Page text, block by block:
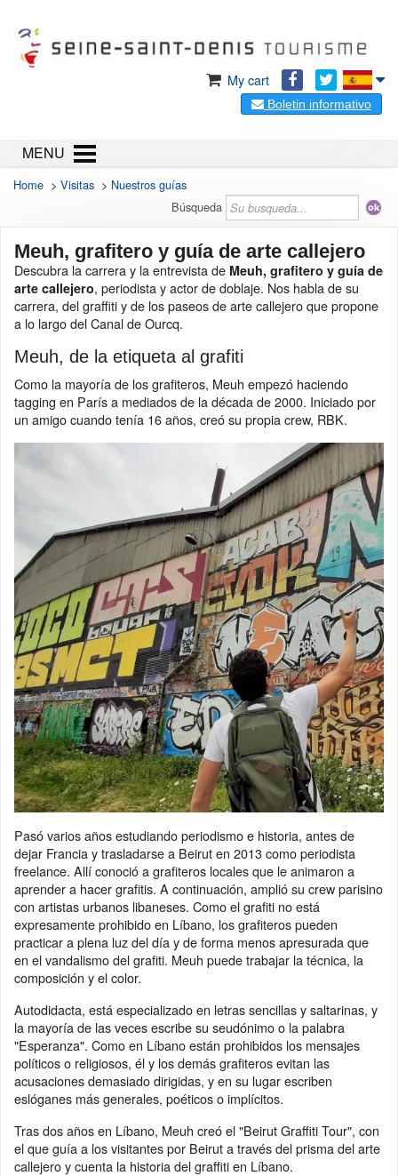
My cart
Boletin informativo
MENU
Home > Visitas > Nuestros guías
Búsqueda
Meuh, grafitero y guía de arte callejero
Descubra la carrera y la entrevista de Meuh, grafitero y guía de
arte callejero, periodista y actor de doblaje. Nos habla de su
carrera, del graffiti y de los paseos de arte callejero que propone
a lo largo del Canal de Ourcq.
Meuh, de la etiqueta al grafiti
Como la mayoría de los grafiteros, Meuh empezó haciendo
tagging en París a mediados de la década de 2000. Iniciado por
un amigo cuando tenía 16 años, creó su propia crew, RBK.
Pasó varios años estudiando periodismo e historia, antes de
dejar Francia y trasladarse a Beirut en 2013 como periodista
freelance. Allí conoció a grafiteros locales que le animaron a
aprender a hacer grafitis. A continuación, amplió su crew parisino
con artistas urbanos libaneses. Como el grafiti no está
expresamente prohibido en Líbano, los grafiteros pueden
practicar a plena luz del día y de forma menos apresurada que
en el vandalismo del grafiti. Meuh puede trabajar la técnica, la
composición y el color.
Autodidacta, está especializado en letras sencillas y saltarinas, y
la mayoría de las veces escribe su seudónimo o la palabra
"Esperanza". Como en Líbano están prohibidos los mensajes
políticos o religiosos, él y los demás grafiteros evitan las
acusaciones demasiado dirigidas, y en su lugar escriben
eslóganes más generales, poéticos o implícitos.
Tras dos años en Líbano, Meuh creó el "Beirut Graffiti Tour", con
el que guía a los visitantes por Beirut a través del prisma del arte
callejero y cuenta la historia del graffiti en Líbano.